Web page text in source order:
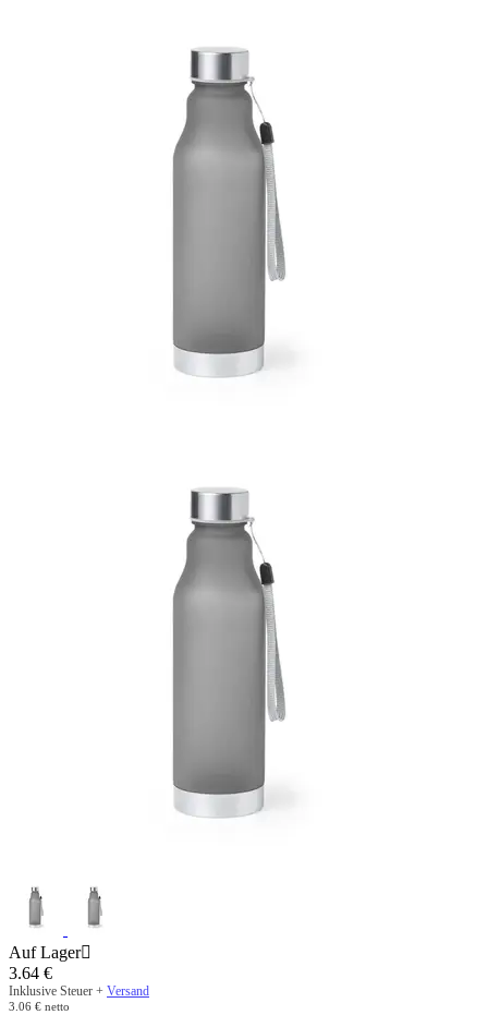
Auf Lager
3.64 €
Inklusive Steuer + Versand
3.06 € netto